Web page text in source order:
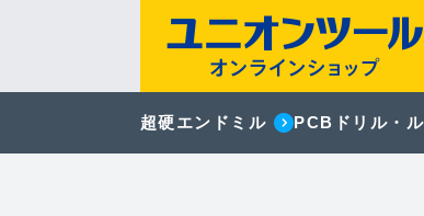
超硬エンドミル PCBドリル・